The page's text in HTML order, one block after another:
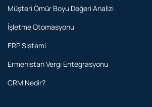
Müşteri Ömür Boyu Değeri Analizi
İşletme Otomasyonu
ERP Sistemi
Ermenistan Vergi Entegrasyonu
CRM Nedir?